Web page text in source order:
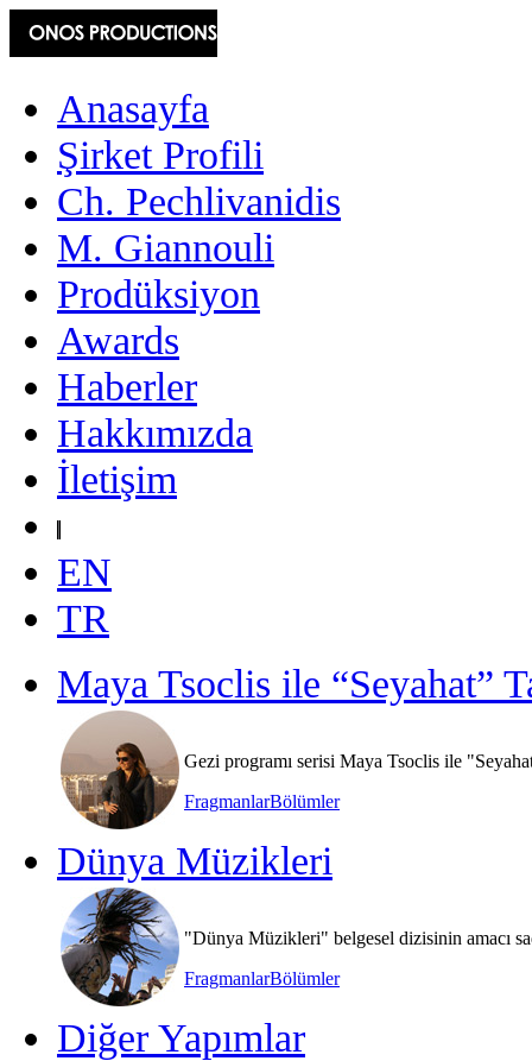
Anasayfa
Şirket Profili
Ch. Pechlivanidis
M. Giannouli
Prodüksiyon
Awards
Haberler
Hakkımızda
İletişim
EN
TR
Maya Tsoclis ile “Seyahat”
Gezi programı serisi Maya Tsoclis ile
FragmanlarBölümler
Dünya Müzikleri
"Dünya Müzikleri" belgesel dizisinin amacı
FragmanlarBölümler
Diğer Yapımlar